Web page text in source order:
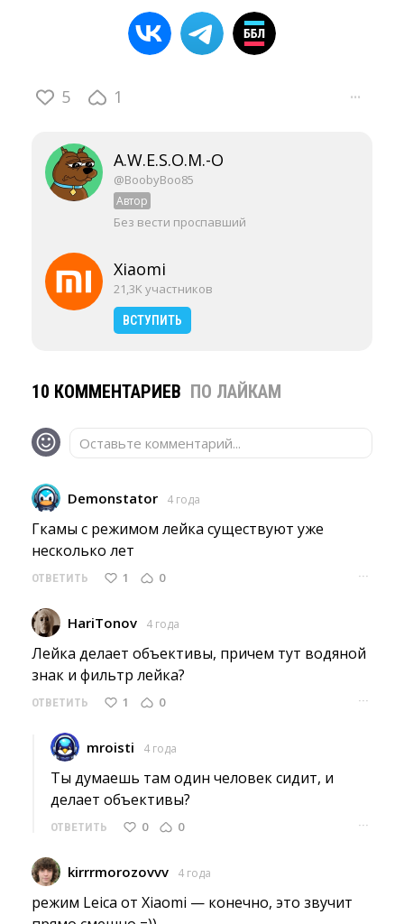
5 1 ···
A.W.E.S.O.M.-O
@BoobyBoo85
Автор
Без вести проспавший
Xiaomi
21,3K участников
ВСТУПИТЬ
10 КОММЕНТАРИЕВ ПО ЛАЙКАМ
Оставьте комментарий...
Demonstator 4 года
Гкамы с режимом лейка существуют уже
несколько лет
ОТВЕТИТЬ 1 0 ···
HariTonov 4 года
Лейка делает объективы, причем тут водяной
знак и фильтр лейка?
ОТВЕТИТЬ 1 0 ···
mroisti 4 года
Ты думаешь там один человек сидит, и
делает объективы?
ОТВЕТИТЬ 0 0 ···
kirrrmorozovvv 4 года
режим Leica от Xiaomi — конечно, это звучит